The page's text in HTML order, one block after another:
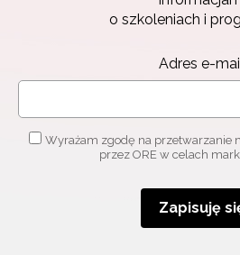
o szkoleniach i
Adres e-
Wyrażam zgodę na przetwarzanie
przez ORE w celach
Zapisuję